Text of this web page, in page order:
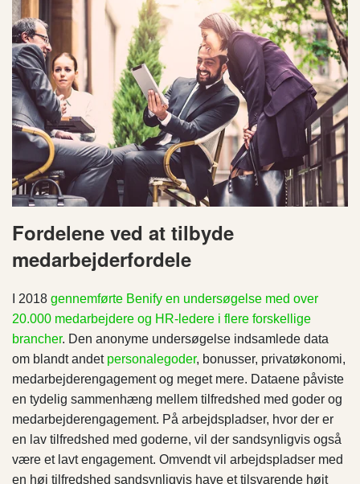
Fordelene ved at tilbyde
medarbejderfordele
I 2018 gennemførte Benify en undersøgelse med over
20.000 medarbejdere og HR-ledere i flere forskellige
brancher. Den anonyme undersøgelse indsamlede data
om blandt andet personalegoder, bonusser, privatøkonomi,
medarbejderengagement og meget mere. Dataene påviste
en tydelig sammenhæng mellem tilfredshed med goder og
medarbejderengagement. På arbejdspladser, hvor der er
en lav tilfredshed med goderne, vil der sandsynligvis også
være et lavt engagement. Omvendt vil arbejdspladser med
en høj tilfredshed sandsynligvis have et tilsvarende højt